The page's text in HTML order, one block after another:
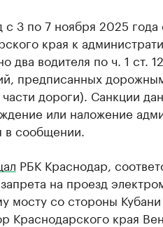
3 по 7 ноября 2025 года
края к
два водителя по ч. 1 ст.
предписанных
дороги). Санкции
или наложение
в сообщении.
РБК Краснодар,
на проезд
мосту со стороны
Краснодарского края